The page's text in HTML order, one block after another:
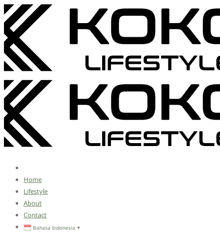
Home
Lifestyle
About
Contact
Bahasa Indonesia ▼